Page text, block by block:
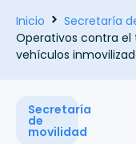
Inicio
Secretaría
Operativos contra el
vehículos
Secretaría
de
movilidad